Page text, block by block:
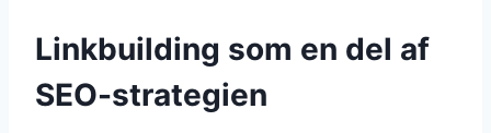
Linkbuilding som en del af
SEO-strategien